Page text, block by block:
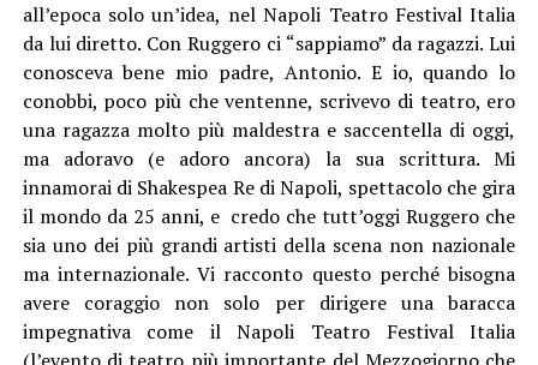
all’epoca solo un’idea, nel Napoli Teatro Festival Italia
da lui diretto. Con Ruggero ci “sappiamo” da ragazzi. Lui
conosceva bene mio padre, Antonio. E io, quando lo
conobbi, poco più che ventenne, scrivevo di teatro, ero
una ragazza molto più maldestra e saccentella di oggi,
ma adoravo (e adoro ancora) la sua scrittura. Mi
innamorai di Shakespea Re di Napoli, spettacolo che gira
il mondo da 25 anni, e credo che tutt’oggi Ruggero che
sia uno dei più grandi artisti della scena non nazionale
ma internazionale. Vi racconto questo perché bisogna
avere coraggio non solo per dirigere una baracca
impegnativa come il Napoli Teatro Festival Italia